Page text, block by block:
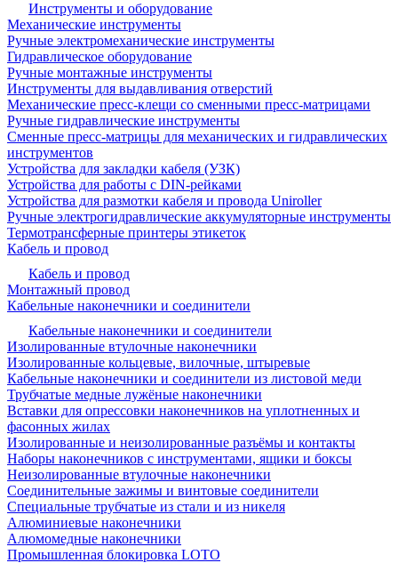
Инструменты и оборудование
Механические инструменты
Ручные электромеханические инструменты
Гидравлическое оборудование
Ручные монтажные инструменты
Инструменты для выдавливания отверстий
Механические пресс-клещи со сменными пресс-матрицами
Ручные гидравлические инструменты
Сменные пресс-матрицы для механических и гидравлических
инструментов
Устройства для закладки кабеля (УЗК)
Устройства для работы с DIN-рейками
Устройства для размотки кабеля и провода Uniroller
Ручные электрогидравлические аккумуляторные инструменты
Термотрансферные принтеры этикеток
Кабель и провод
Кабель и провод
Монтажный провод
Кабельные наконечники и соединители
Кабельные наконечники и соединители
Изолированные втулочные наконечники
Изолированные кольцевые, вилочные, штыревые
Кабельные наконечники и соединители из листовой меди
Трубчатые медные лужёные наконечники
Вставки для опрессовки наконечников на уплотненных и
фасонных жилах
Изолированные и неизолированные разъёмы и контакты
Наборы наконечников с инструментами, ящики и боксы
Неизолированные втулочные наконечники
Соединительные зажимы и винтовые соединители
Специальные трубчатые из стали и из никеля
Алюминиевые наконечники
Алюмомедные наконечники
Промышленная блокировка LOTO